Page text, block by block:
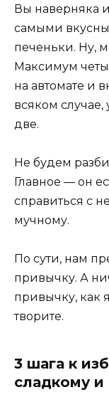
Вы наверняка
самыми
печеньки. Ну,
Максимум
на автомате и
всяком случае,
две.
Не будем
Главное — он
справиться с
мучному.
По сути, нам
привычку. А
привычку, как
творите.
3 шага к
сладкому